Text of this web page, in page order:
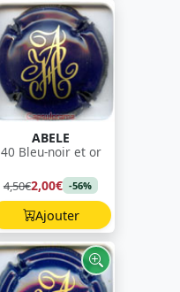
ABELE
40 Bleu-noir et or
4,50€2,00€ -56%
Ajouter